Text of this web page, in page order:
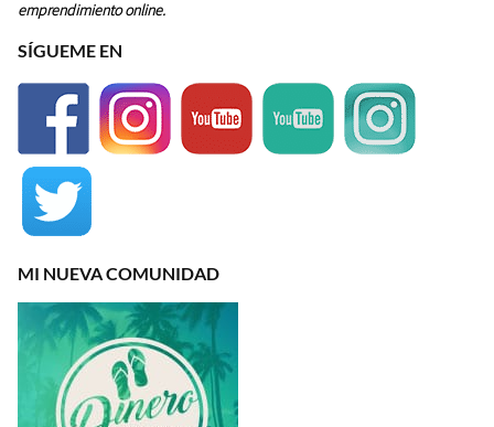
emprendimiento online.
SÍGUEME EN
MI NUEVA COMUNIDAD